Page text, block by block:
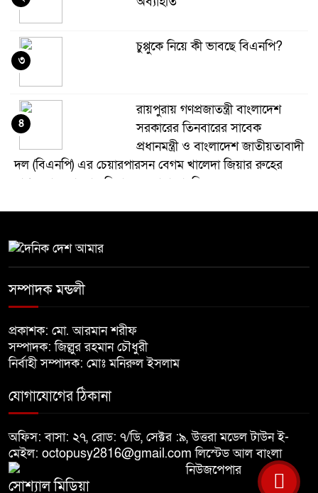
চুপ্পুকে নিয়ে কী ভাবছে বিএনপি?
৩
রায়পুরায় গণপ্রজাতন্ত্রী বাংলাদেশ
সরকারের তিনবারের সাবেক
প্রধানমন্ত্রী ও বাংলাদেশ জাতীয়তাবাদী
দল (বিএনপি) এর চেয়ারপারসন বেগম খালেদা জিয়ার রুহের
মাগফেরাত কামনায় মিলাদ ও দোয়া মাহফিল
৪
৬
বিজয় দিবসের আগের রাতে বীর
মুক্তিযোদ্ধার কবরের ওপর আগুন
৭
অনিশ্চিত
মুক্তিযুদ্ধবিরোধীদের ষড়যন্ত্র মানুষ
৯
সম্পাদক মন্ডলী
প্রকাশক: মো. আরমান শরীফ
সম্পাদক: জিল্লুর রহমান চৌধুরী
নির্বাহী সম্পাদক: মোঃ মনিরুল ইসলাম
যোগাযোগের ঠিকানা
অফিস: বাসা: ২৭, রোড: ৭/ডি, সেক্টর :৯, উত্তরা মডেল টাউন ই-
মেইল: octopusy2816@gmail.comলিস্টেড আল বাংলা
নিউজপেপার
সোশ্যাল মিডিয়া